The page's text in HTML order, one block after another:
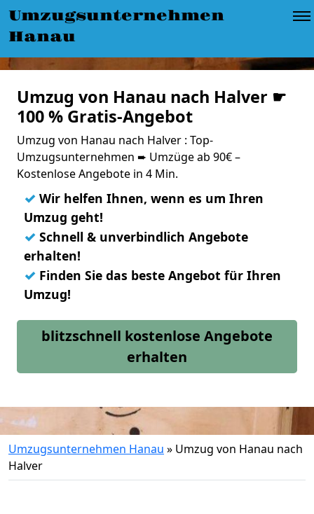
Umzugsunternehmen
Hanau
Umzug von Hanau nach Halver ☛
100 % Gratis-Angebot
Umzug von Hanau nach Halver : Top-
Umzugsunternehmen ➨ Umzüge ab 90€ –
Kostenlose Angebote in 4 Min.
✓ Wir helfen Ihnen, wenn es um Ihren
Umzug geht!
✓ Schnell & unverbindlich Angebote
erhalten!
✓ Finden Sie das beste Angebot für Ihren
Umzug!
blitzschnell kostenlose Angebote
erhalten
Umzugsunternehmen Hanau » Umzug von Hanau nach
Halver